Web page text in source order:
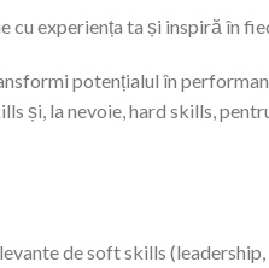
experiența ta și inspiră în
potențialul în
și, la nevoie, hard skills,
de soft skills